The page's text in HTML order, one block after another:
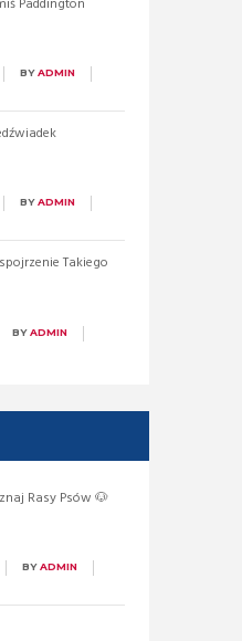
BYADMIN
BYADMIN
Takiego
BYADMIN
Rasy Psów 🐶
BYADMIN